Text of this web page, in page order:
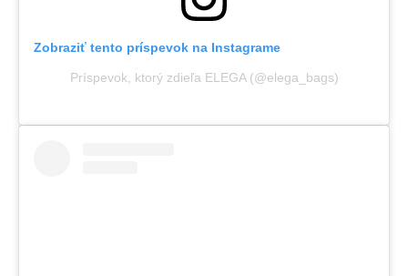
Zobraziť tento príspevok na Instagrame
Príspevok, ktorý zdieľa ELEGA (@elega_bags)